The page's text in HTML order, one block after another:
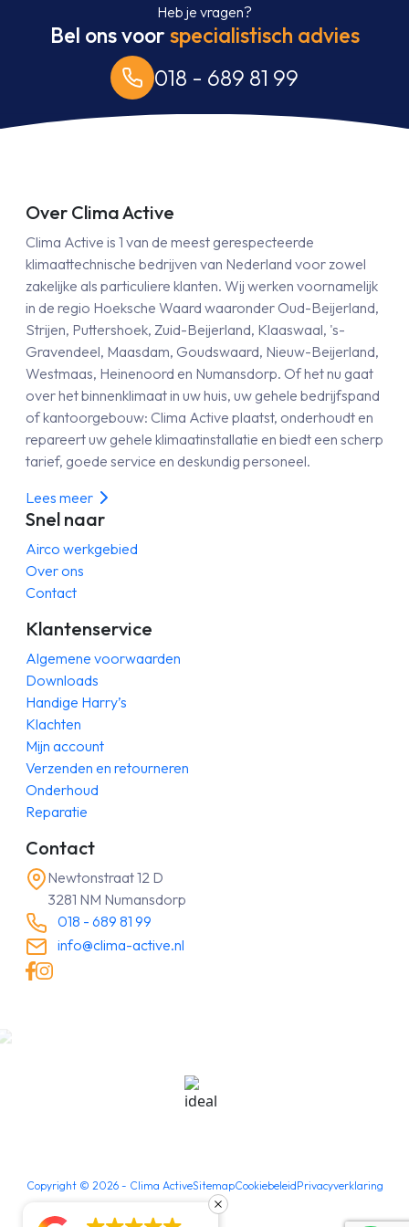
Heb je vragen?
Bel ons voorspecialistisch advies
018 - 689 81 99
Over Clima Active
Clima Active is 1 van de meest gerespecteerde
klimaattechnische bedrijven van Nederland voor zowel
zakelijke als particuliere klanten. Wij werken voornamelijk
in de regio Hoeksche Waard waaronder Oud-Beijerland,
Strijen, Puttershoek, Zuid-Beijerland, Klaaswaal, 's-
Gravendeel, Maasdam, Goudswaard, Nieuw-Beijerland,
Westmaas, Heinenoord en Numansdorp. Of het nu gaat
over het binnenklimaat in uw huis, uw gehele bedrijfspand
of kantoorgebouw: Clima Active plaatst, onderhoudt en
repareert uw gehele klimaatinstallatie en biedt een scherp
tarief, goede service en deskundig personeel.
Lees meer
Snel naar
Airco werkgebied
Over ons
Contact
Klantenservice
Algemene voorwaarden
Downloads
Handige Harry’s
Klachten
Mijn account
Verzenden en retourneren
Onderhoud
Reparatie
Contact
Newtonstraat 12 D
3281 NM Numansdorp
018 - 689 81 99
info@clima-active.nl
Copyright © 2026- Clima ActiveSitemapCookiebeleidPrivacyverklaring